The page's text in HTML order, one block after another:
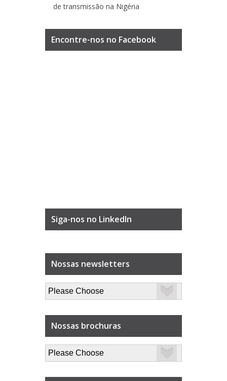
de transmissão na Nigéria
Encontre-nos no Facebook
Siga-nos no LinkedIn
Nossas newsletters
Nossas brochuras